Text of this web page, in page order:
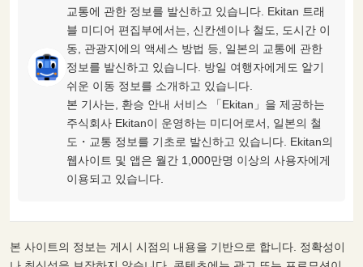
교통에 관한 정보를 발신하고 있습니다. Ekitan 트래
블 미디어 편집부에서는, 신칸센이나 철도, 도시간 이
동, 관광지에의 액세스 방법 등, 일본의 교통에 관한
정보를 발신하고 있습니다. 방일 여행자에게도 알기
쉬운 이동 정보를 소개하고 있습니다.
본 기사는, 환승 안내 서비스 「Ekitan」을 제공하는
주식회사 Ekitan이 운영하는 미디어로서, 일본의 철
도・교통 정보를 기초로 발신하고 있습니다. Ekitan의
웹사이트 및 앱은 월간 1,000만명 이상의 사용자에게
이용되고 있습니다.
본 사이트의 정보는 게시 시점의 내용을 기반으로 합니다. 정확성이